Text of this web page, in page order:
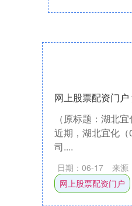
网上股票配资门
（原标题：湖北
近期，湖北宜化
司....
日期：06-17 来源
网上股票配资门户